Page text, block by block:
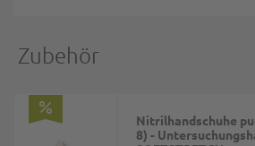
Zubehör
Nitrilhandschuhe
8) -